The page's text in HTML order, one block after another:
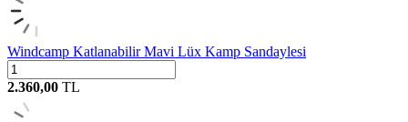
Windcamp Katlanabilir Mavi Lüx Kamp Sandaylesi
2.360,00 TL